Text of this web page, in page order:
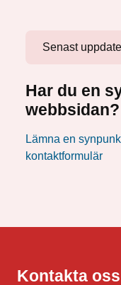
Senast
Har du en
webbsidan?
Lämna en
kontaktformulär
Kontakta oss